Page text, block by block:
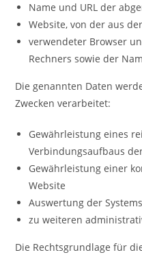
Name und URL der
Website, von der aus
verwendeter Browser
Rechners sowie der
Die genannten Daten
Zwecken verarbeitet:
Gewährleistung eines
Verbindungsaufbaus
Gewährleistung einer
Website
Auswertung der
zu weiteren
Die Rechtsgrundlage für